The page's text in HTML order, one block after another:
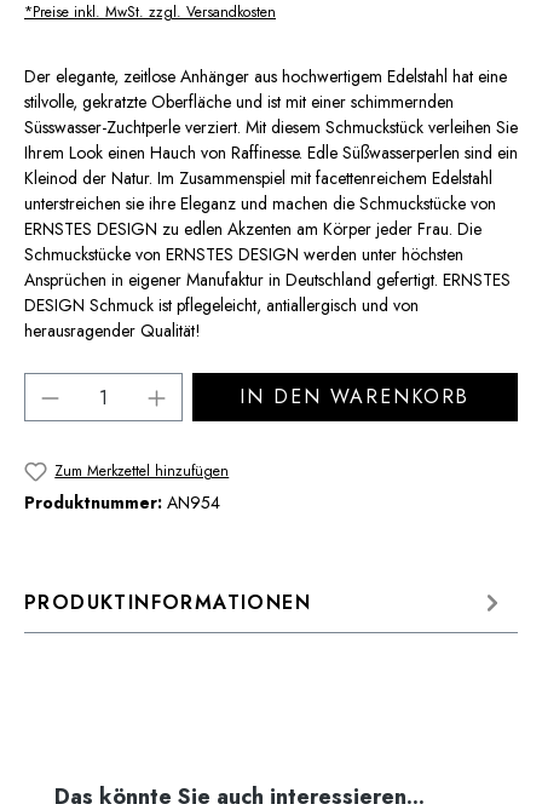
*Preise inkl. MwSt. zzgl. Versandkosten
Der elegante, zeitlose Anhänger aus hochwertigem Edelstahl hat eine
stilvolle, gekratzte Oberfläche und ist mit einer schimmernden
Süsswasser-Zuchtperle verziert. Mit diesem Schmuckstück verleihen Sie
Ihrem Look einen Hauch von Raffinesse. Edle Süßwasserperlen sind ein
Kleinod der Natur. Im Zusammenspiel mit facettenreichem Edelstahl
unterstreichen sie ihre Eleganz und machen die Schmuckstücke von
ERNSTES DESIGN zu edlen Akzenten am Körper jeder Frau. Die
Schmuckstücke von ERNSTES DESIGN werden unter höchsten
Ansprüchen in eigener Manufaktur in Deutschland gefertigt. ERNSTES
DESIGN Schmuck ist pflegeleicht, antiallergisch und von
herausragender Qualität!
Produkt Anzahl: Gib den gewünschten
IN DEN WARENKORB
Zum Merkzettel hinzufügen
Produktnummer: AN954
PRODUKTINFORMATIONEN
Produktgalerie überspringen
Das könnte Sie auch interessieren...